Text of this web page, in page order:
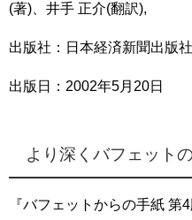
(著)、井手 正介(翻訳),
出版社：日本経済新聞出版社
出版日：2002年5月20日
より深くバフェット
『バフェットからの手紙